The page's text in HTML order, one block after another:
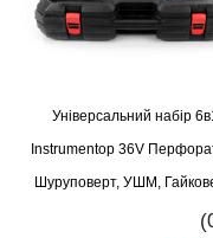
Універсальний набір
Instrumentop 36V
Шуруповерт, УШМ,
Секатор та Міні-пила